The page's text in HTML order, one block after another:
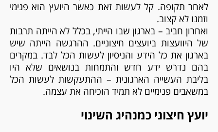
לאחר תקופה. קל לעשות זאת כאשר היועץ הוא פנימי
וזמנו לא קצוב.
ואחרון חביב – בארגון שבו הייתי, בכלל לא הייתה תרבות
של היוועצות ביועצים חיצוניים. ההרגשה הייתה שיש
בארגון את כל הידע והניסיון לעשות הכל לבד. במקרים
בהם נדרש ידע חדש והתמחות בנושאים שלא היו
בליבת העשייה הארגונית – ההתעקשות לעשות הכל
במשאבים פנימיים לא תמיד הוכיחה את עצמה.
יועץ חיצוני כמנהיג השינוי